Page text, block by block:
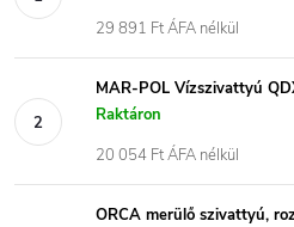
29 891 Ft ÁFA nélkül
MAR-POL Vízszivattyú
Raktáron
20 054 Ft ÁFA nélkül
ORCA merülő szivattyú,